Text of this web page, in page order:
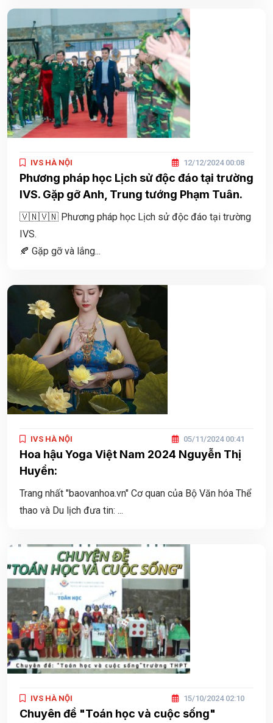
IVS HÀ NỘI 12/12/2024 00:08
Phương pháp học Lịch sử độc đáo tại trường
IVS. Gặp gỡ Anh, Trung tướng Phạm Tuân.
🇻🇳🇻🇳 Phương pháp học Lịch sử độc đáo tại trường
IVS.
🍂 Gặp gỡ và lắng...
IVS HÀ NỘI 05/11/2024 00:41
Hoa hậu Yoga Việt Nam 2024 Nguyễn Thị
Huyền:
Trang nhất "baovanhoa.vn" Cơ quan của Bộ Văn hóa Thể
thao và Du lịch đưa tin: ...
IVS HÀ NỘI 15/10/2024 02:10
Chuyên đề "Toán học và cuộc sống"